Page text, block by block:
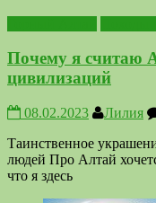
Почему я считаю
цивилизаций
08.02.2023 Лилия
Таинственное
людей Про Алтай
что я здесь